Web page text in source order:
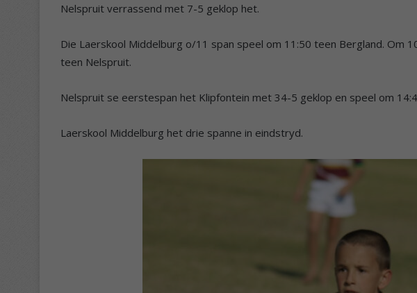
Nelspruit verrassend met 7-5 geklop het.
Die Laerskool Middelburg o/11 span speel om 11:50 teen Bergland. Om
teen Nelspruit.
Nelspruit se eerstespan het Klipfontein met 34-5 geklop en speel om
Laerskool Middelburg het drie spanne in eindstryd.